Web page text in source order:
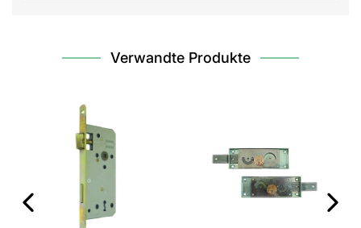
Verwandte Produkte